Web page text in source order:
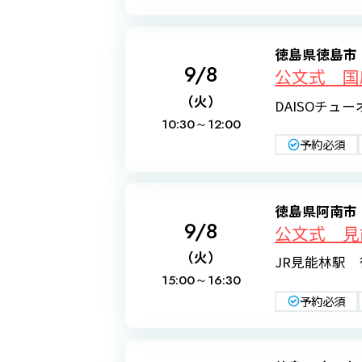
9/8
（火）
10:30～12:00
徳島県徳島市
公文式 国
DAISOチュ
予約必須
9/8
（火）
15:00～16:30
徳島県阿南市
公文式 見
JR見能林駅
予約必須